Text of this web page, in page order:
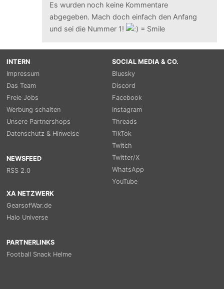
Es wurden noch keine Kommentare
abgegeben. Mach doch einfach den Anfang
und sei die Nummer 1!
INTERN
Impressum
Das Team
Freie Jobs
Werbung schalten
Unsere Partnershops
Datenschutz & Hinweise
NEWSFEED
RSS 2.0
SOCIAL MEDIA & CO.
Bluesky
Discord
Facebook
Instagram
Threads
TikTok
Twitch
Twitter/X
WhatsApp
YouTube
XA NETZWERK
GearsofWar.de
Halo Universe
PARTNERLINKS
Football Snack Helme